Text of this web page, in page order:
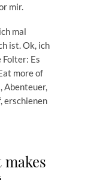
mir.
mal
ist. Ok, ich
Folter: Es
more of
Abenteuer,
erschienen
makes